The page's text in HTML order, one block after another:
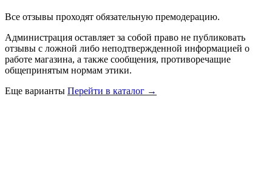
Все отзывы проходят обязательную премодерацию.
Администрация оставляет за собой право не публиковать
отзывы с ложной либо неподтвержденной информацией о
работе магазина, а также сообщения, противоречащие
общепринятым нормам этики.
Еще варианты Перейти в каталог →